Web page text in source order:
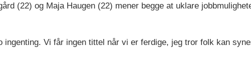
(22) og Maja Haugen (22) mener begge at uklare
Vi får ingen tittel når vi er ferdige, jeg tror folk kan